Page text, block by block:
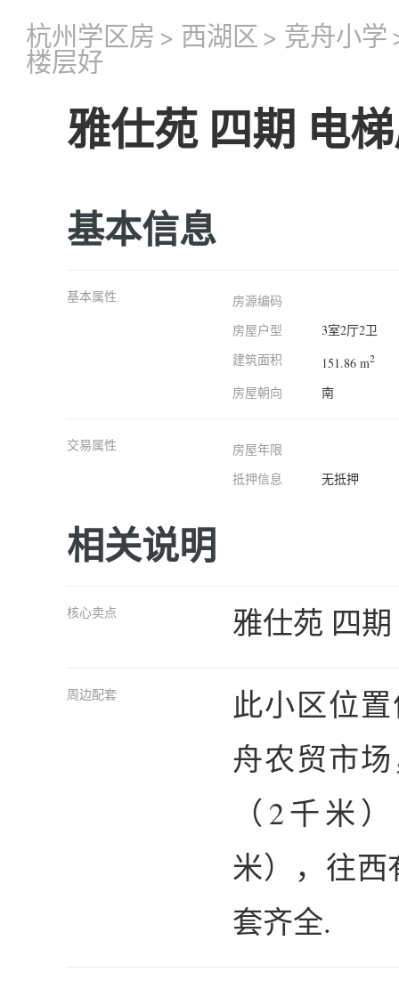
杭州学区房 > 西湖区 > 竞舟小学
楼层好
雅仕苑 四期 电
基本信息
基本属性
房源编码
房屋户型
3室2厅2卫
建筑面积
151.86 m2
房屋朝向 南
交易属性
房屋年限
抵押信息
无抵押
相关说明
核心卖点 雅仕苑 四
周边配套
此小区位
舟农贸市
（2千米
米），往西
套齐全.